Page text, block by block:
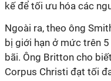
kế để tối ưu hóa các
Ngoài ra, theo ông
bị giới hạn ở mức trên
bãi. Ông Britton cho
Corpus Christi đạt tối